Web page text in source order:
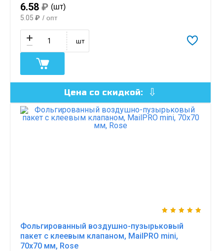
6.58 ₽ (шт)
5.05 ₽ / опт
шт
Цена со скидкой:
Фольгированный воздушно-пузырьковый
пакет с клеевым клапаном, MailPRO mini,
70х70 мм, Rose